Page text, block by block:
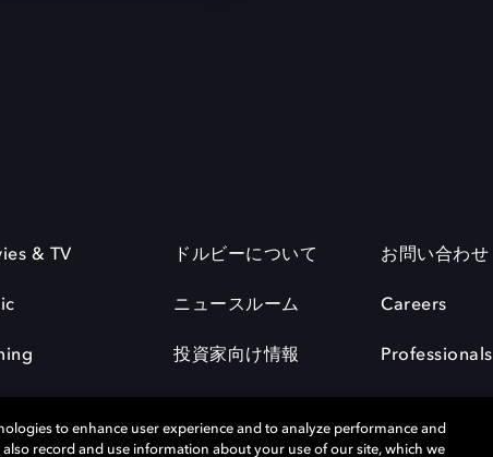
& TV ドルビーについて
ニュースルーム
投資家向け情報
お問い合わせ
Careers
Professionals
to enhance user experience and to analyze performance and
record and use information about your use of our site, which we